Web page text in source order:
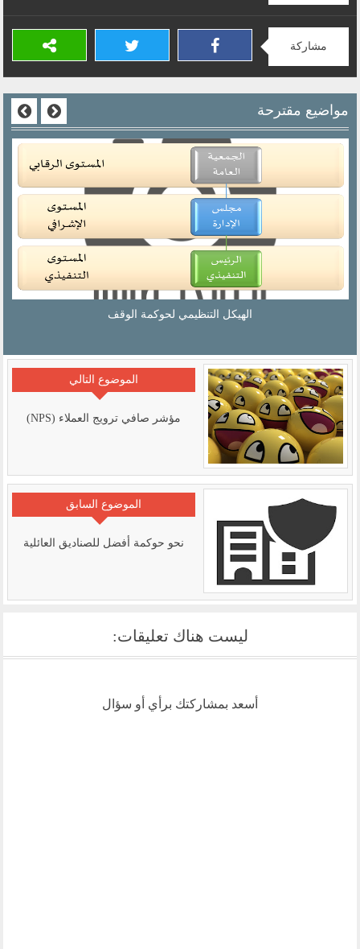
مشاركة
مواضيع مقترحة
مدخل في بناء معايير
الموضوع التالي
مؤشر صافي ترويج العملاء (NPS)
الموضوع السابق
نحو حوكمة أفضل للصناديق العائلية
ليست هناك تعليقات:
أسعد بمشاركتك برأي أو سؤال